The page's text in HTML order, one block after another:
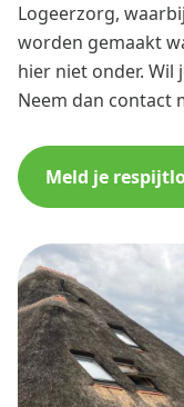
Logeerzorg,
worden gemaakt
hier niet onder. Wil
Neem dan contact
Meld je